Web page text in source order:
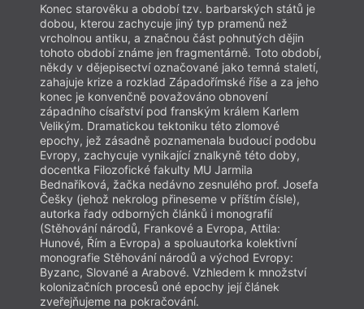
Konec starověku a období tzv. barbarských států je
dobou, kterou zachycuje jiný typ pramenů než
vrcholnou antiku, a značnou část pohnutých dějin
tohoto období známe jen fragmentárně. Toto období,
někdy v dějepisectví označované jako temná staletí,
zahajuje krize a rozklad Západořímské říše a za jeho
konec je konvenčně považováno obnovení
západního císařství pod franským králem Karlem
Velikým. Dramatickou tektoniku této zlomové
epochy, jež zásadně poznamenala budoucí podobu
Evropy, zachycuje vynikající znalkyně této doby,
docentka Filozofické fakulty MU Jarmila
Bednaříková, žačka nedávno zesnulého prof. Josefa
Češky (jehož nekrolog přineseme v příštím čísle),
autorka řady odborných článků i monografií
(Stěhování národů, Frankové a Evropa, Attila:
Hunové, Řím a Evropa) a spoluautorka kolektivní
monografie Stěhování národů a východ Evropy:
Byzanc, Slované a Arabové. Vzhledem k množství
kolonizačních procesů oné epochy její článek
zveřejňujeme na pokračování.